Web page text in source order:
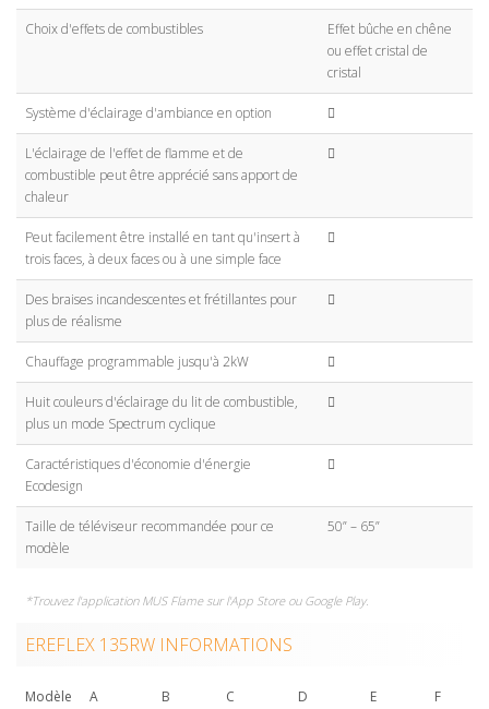
Choix d'effets de combustibles
Effet bûche en chêne
ou effet cristal de
cristal
Système d'éclairage d'ambiance en option
L'éclairage de l'effet de flamme et de
combustible peut être apprécié sans apport de
chaleur
Peut facilement être installé en tant qu'insert à
trois faces, à deux faces ou à une simple face
Des braises incandescentes et frétillantes pour
plus de réalisme
Chauffage programmable jusqu'à 2kW
Huit couleurs d'éclairage du lit de combustible,
plus un mode Spectrum cyclique
Caractéristiques d'économie d'énergie
Ecodesign
Taille de téléviseur recommandée pour ce
modèle
50” – 65”
*Trouvez l'application MUS Flame sur l'App Store ou Google Play.
EREFLEX 135RW INFORMATIONS
Modèle A B C D E F